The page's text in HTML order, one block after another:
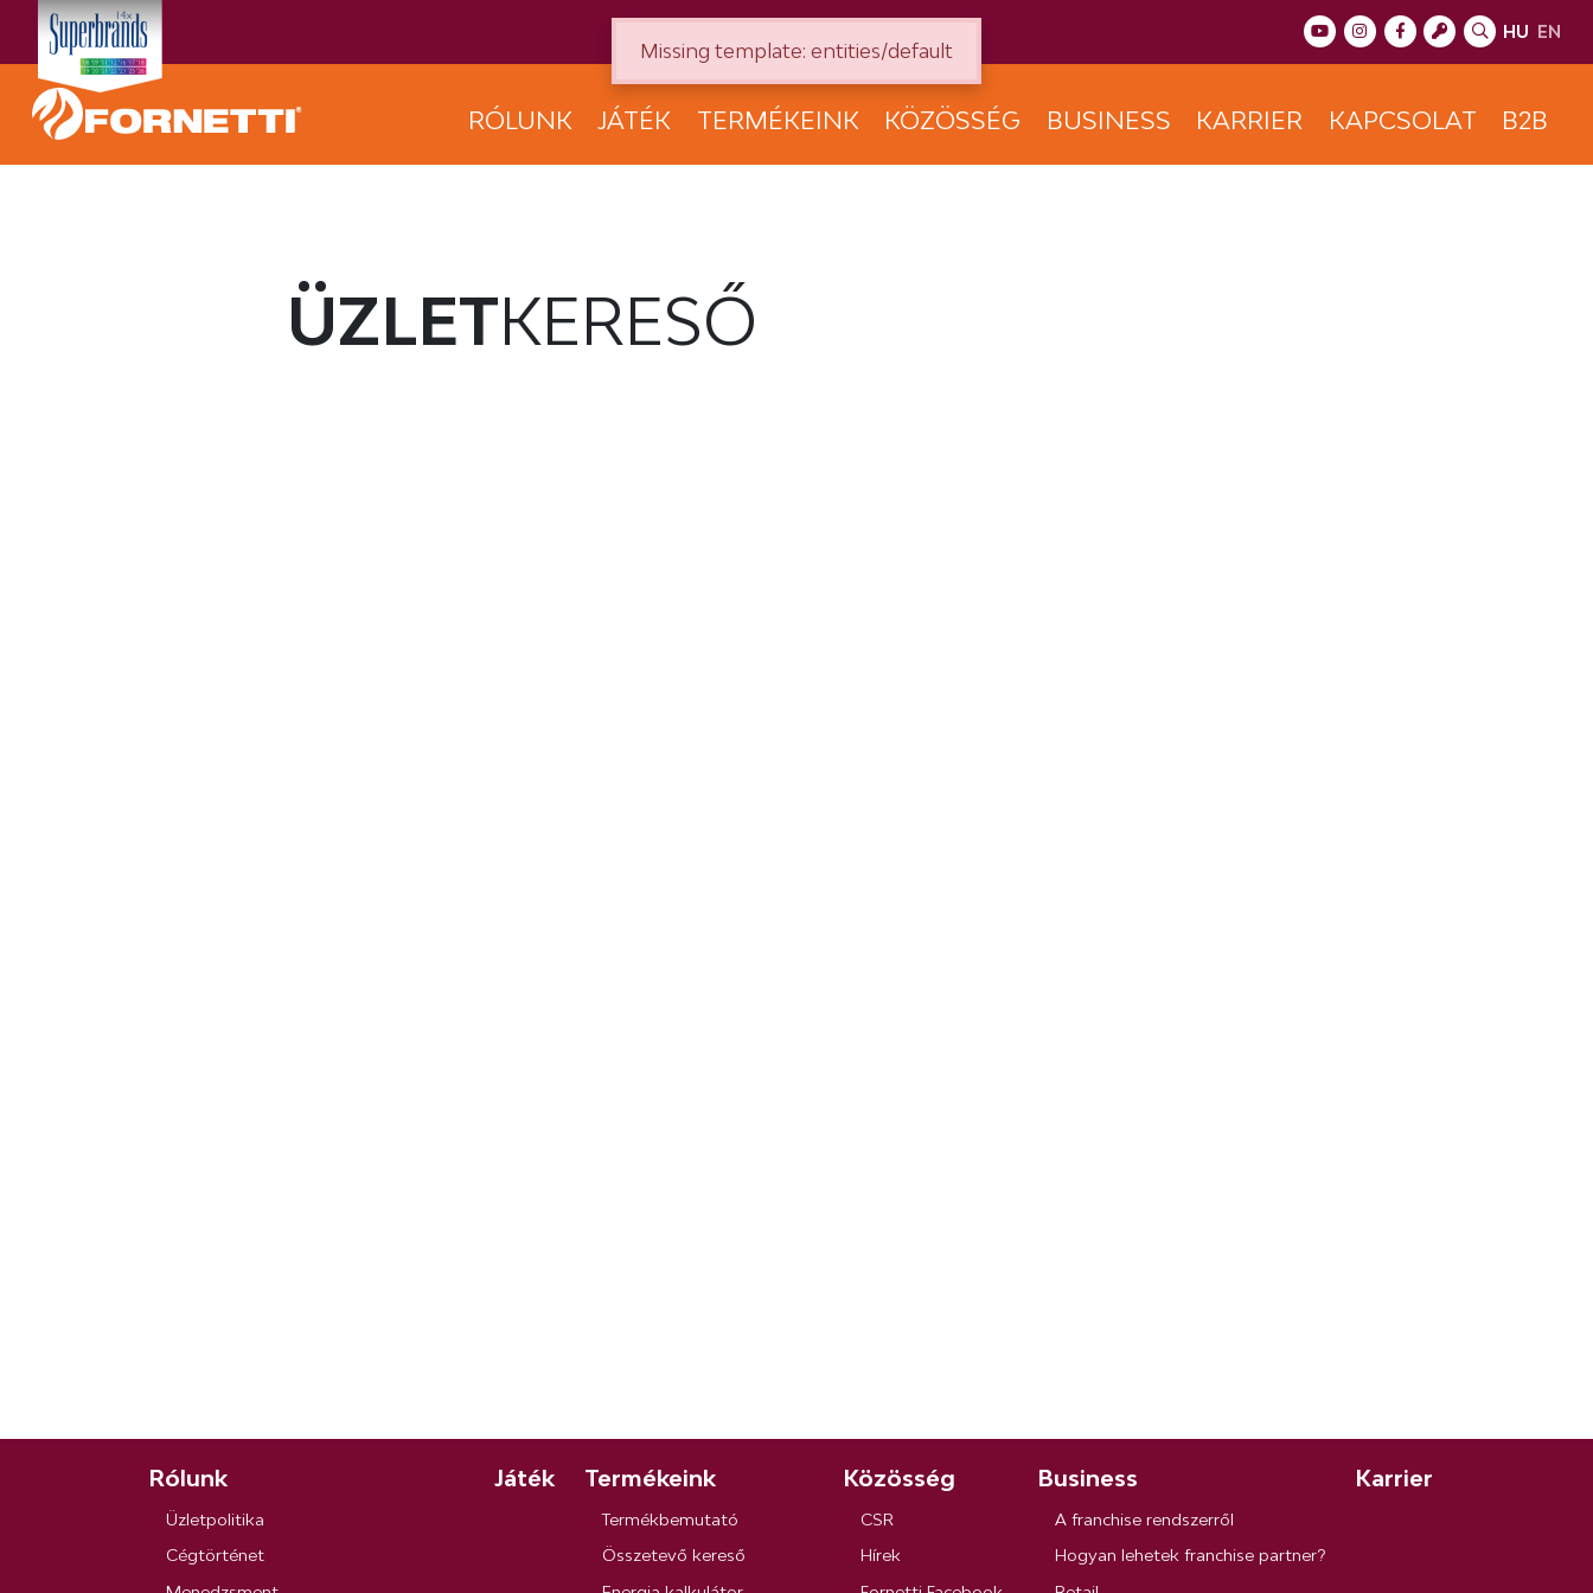
HU EN
RÓLUNK JÁTÉK TERMÉKEINK KÖZÖSSÉG BUSINESS KARRIER KAPCSOLAT B2B
ÜZLETKERESŐ
Rólunk
Üzletpolitika
Cégtörténet
Játék Termékeink
Termékbemutató
Összetevő kereső
Közösség
CSR
Hírek
Business
A franchise rendszerről
Hogyan lehetek franchise partner?
Karrier
Missing template: entities/default